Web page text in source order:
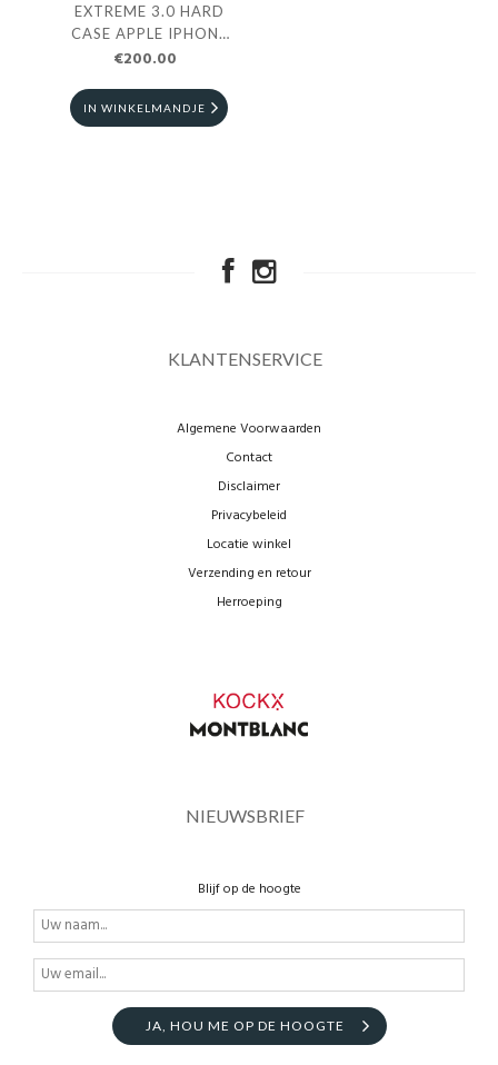
EXTREME 3.0 HARD
CASE APPLE IPHONE
15 PRO MAX BLACK
€200.00
IN WINKELMANDJE
KLANTENSERVICE
Algemene Voorwaarden
Contact
Disclaimer
Privacybeleid
Locatie winkel
Verzending en retour
Herroeping
NIEUWSBRIEF
Blijf op de hoogte
JA, HOU ME OP DE HOOGTE